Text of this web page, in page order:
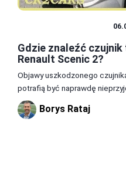
Gdzie znaleźć
Renault Scenic 2?
Objawy uszkodzonego
potrafią być naprawdę
Borys Rataj